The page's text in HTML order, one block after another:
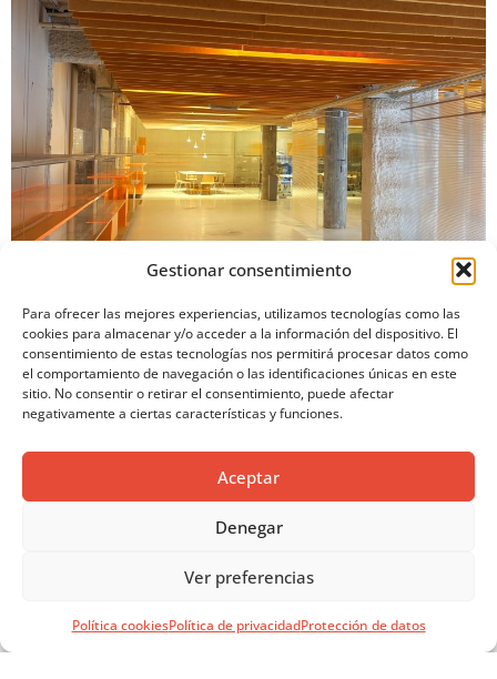
Gestionar consentimiento
Para ofrecer las mejores experiencias, utilizamos tecnologías como las
cookies para almacenar y/o acceder a la información del dispositivo. El
consentimiento de estas tecnologías nos permitirá procesar datos como
el comportamiento de navegación o las identificaciones únicas en este
sitio. No consentir o retirar el consentimiento, puede afectar
negativamente a ciertas características y funciones.
Aceptar
Denegar
Ver preferencias
Política cookiesPolítica de privacidadProtección de datos
Caso de éxito con materiales y soluciones de nuestras
empresas asociadas
CASA ALCOBA EN SORIA